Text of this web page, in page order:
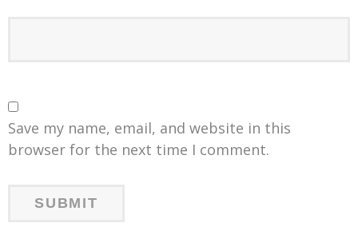
Save my name, email, and website in this
browser for the next time I comment.